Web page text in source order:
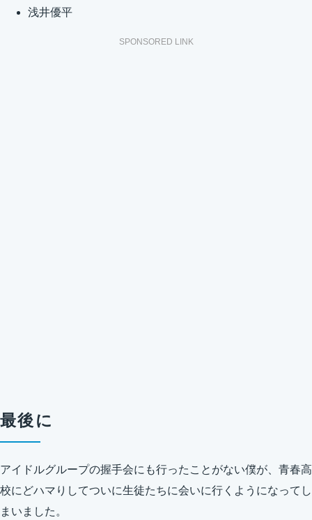
浅井優平
SPONSORED LINK
最後に
アイドルグループの握手会にも行ったことがない僕が、青春高
校にどハマりしてついに生徒たちに会いに行くようになってし
まいました。